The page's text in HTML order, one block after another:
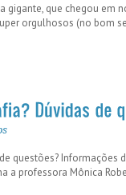
gigante, que chegou
orgulhosos (no bom
questões?
a professora Mônica